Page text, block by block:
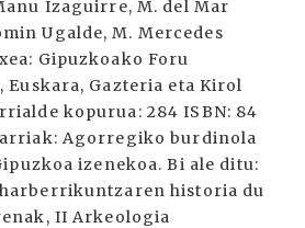
Izaguirre, M. del Mar
Ugalde, M. Mercedes
Gipuzkoako Foru
Gazteria eta Kirol
kopurua: 284 ISBN: 84
Agorregiko burdinola
izenekoa. Bi ale ditu:
historia du
II Arkeologia